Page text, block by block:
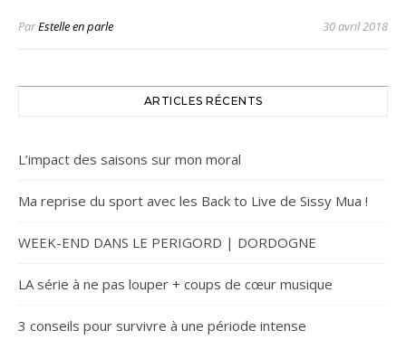
ParEstelle en parle 30 avril 2018
ARTICLES RÉCENTS
L’impact des saisons sur mon moral
Ma reprise du sport avec les Back to Live de Sissy Mua !
WEEK-END DANS LE PERIGORD | DORDOGNE
LA série à ne pas louper + coups de cœur musique
3 conseils pour survivre à une période intense